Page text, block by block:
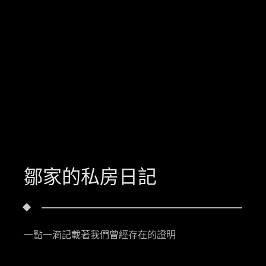
鄒家的私房日記
一點一滴記載著我們曾經存在的證明